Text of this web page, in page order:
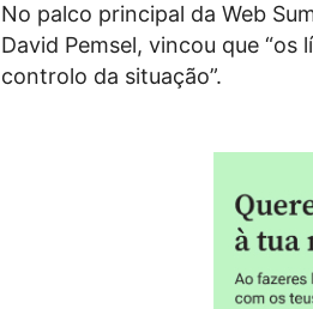
No palco principal da Web
David Pemsel, vincou que
controlo da situação”.